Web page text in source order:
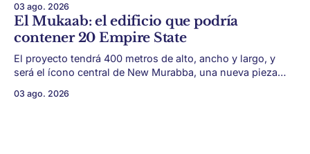
y terrazas se volvieron protagonistas de la vivienda.
Después de años en los que el exterior era visto como un
plus,
03 ago. 2026
El Mukaab: el edificio que podría
contener 20 Empire State
El proyecto tendrá 400 metros de alto, ancho y largo, y
será el ícono central de New Murabba, una nueva pieza
avanza con una de las obras más ambiciosas del
03 ago. 2026